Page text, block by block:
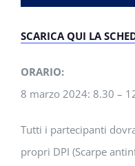
SCARICA QUI LA
ORARIO:
8 marzo 2024: 8.30 –
Tutti i partecipanti
propri DPI (Scarpe